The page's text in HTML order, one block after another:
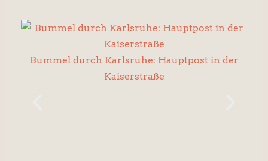
Bummel durch Karlsruhe: Hauptpost in der
Kaiserstraße